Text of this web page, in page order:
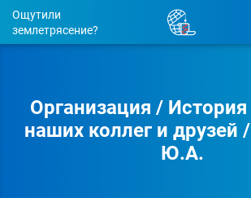
Ощутили
землетрясение?
Организация / История
наших коллег и друзей /
Ю.А.